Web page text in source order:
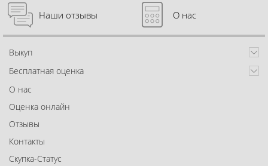
Наши отзывы О нас
Выкуп
Бесплатная оценка
О нас
Оценка онлайн
Отзывы
Контакты
Скупка-Статус